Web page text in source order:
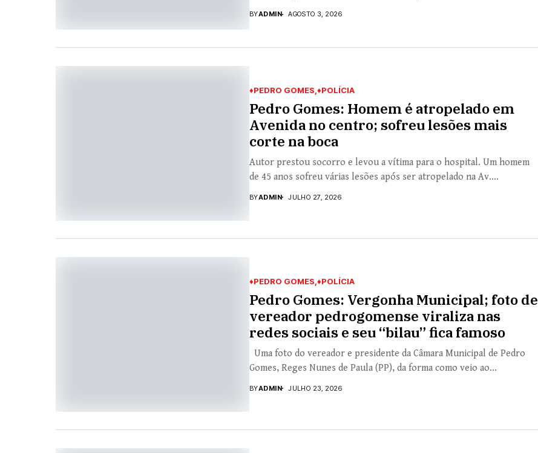
BYADMIN AGOSTO 3, 2026
♦PEDRO GOMES ♦POLÍCIA
Pedro Gomes: Homem é atropelado em
Avenida no centro; sofreu lesões mais
corte na boca
Autor prestou socorro e levou a vítima para o hospital. Um homem
de 45 anos sofreu várias lesões após ser atropelado na Av....
BYADMIN JULHO 27, 2026
♦PEDRO GOMES ♦POLÍCIA
Pedro Gomes: Vergonha Municipal; foto de
vereador pedrogomense viraliza nas
redes sociais e seu “bilau” fica famoso
Uma foto do vereador e presidente da Câmara Municipal de Pedro
Gomes, Reges Nunes de Paula (PP), da forma como veio ao...
BYADMIN JULHO 23, 2026